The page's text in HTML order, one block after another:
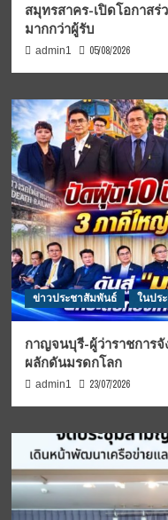
สมุทรสาคร-เปิดโอกาสร่
มากกว่าผู้รับ
admin1 05/08/2026
ข่าวประชาสัมพันธ์ ในปร
กาญจนบุรี-ผู้ว่าราชการ
ผลักดันมรดกโลก
admin1 23/07/2026